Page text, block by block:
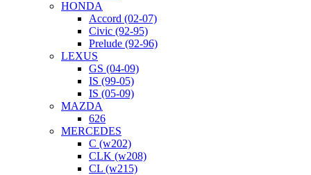
HONDA
Accord (02-07)
Civic (92-95)
Prelude (92-96)
LEXUS
GS (04-09)
IS (99-05)
IS (05-09)
MAZDA
626
MERCEDES
C (w202)
CLK (w208)
CL (w215)